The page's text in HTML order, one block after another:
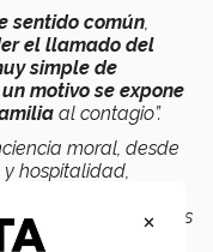
sentido común
el llamado del
simple de
motivo se expone
al contagio”.
moral, desde
y hospitalidad,
a todas las personas
×